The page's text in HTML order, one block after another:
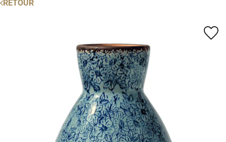
RETOUR
favorite_border